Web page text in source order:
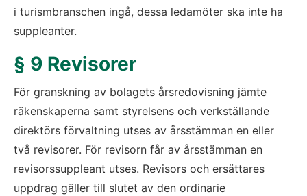
i turismbranschen ingå, dessa ledamöter ska inte ha
suppleanter.
§ 9 Revisorer
För granskning av bolagets årsredovisning jämte
räkenskaperna samt styrelsens och verkställande
direktörs förvaltning utses av årsstämman en eller
två revisorer. För revisorn får av årsstämman en
revisorssuppleant utses. Revisors och ersättares
uppdrag gäller till slutet av den ordinarie